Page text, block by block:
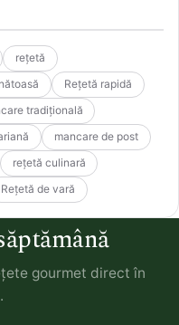
rețetă
Rețetă rapidă
tradițională
mancare de post
rețetă culinară
Rețetă de vară
gourmet direct în